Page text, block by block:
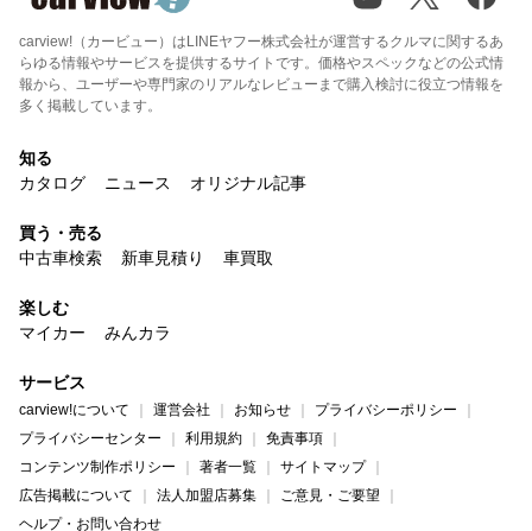
carview!（カービュー）はLINEヤフー株式会社が運営するクルマに関するあ
らゆる情報やサービスを提供するサイトです。価格やスペックなどの公式情
報から、ユーザーや専門家のリアルなレビューまで購入検討に役立つ情報を
多く掲載しています。
知る
カタログ
ニュース オリジナル記事
買う・売る
中古車検索
新車見積り 車買取
楽しむ
マイカー
みんカラ
サービス
carview!について 運営会社 お知らせ
プライバシーポリシー
プライバシーセンター
利用規約
免責事項
コンテンツ制作ポリシー
著者一覧
サイトマップ
広告掲載について
法人加盟店募集
ご意見・ご要望
ヘルプ・お問い合わせ